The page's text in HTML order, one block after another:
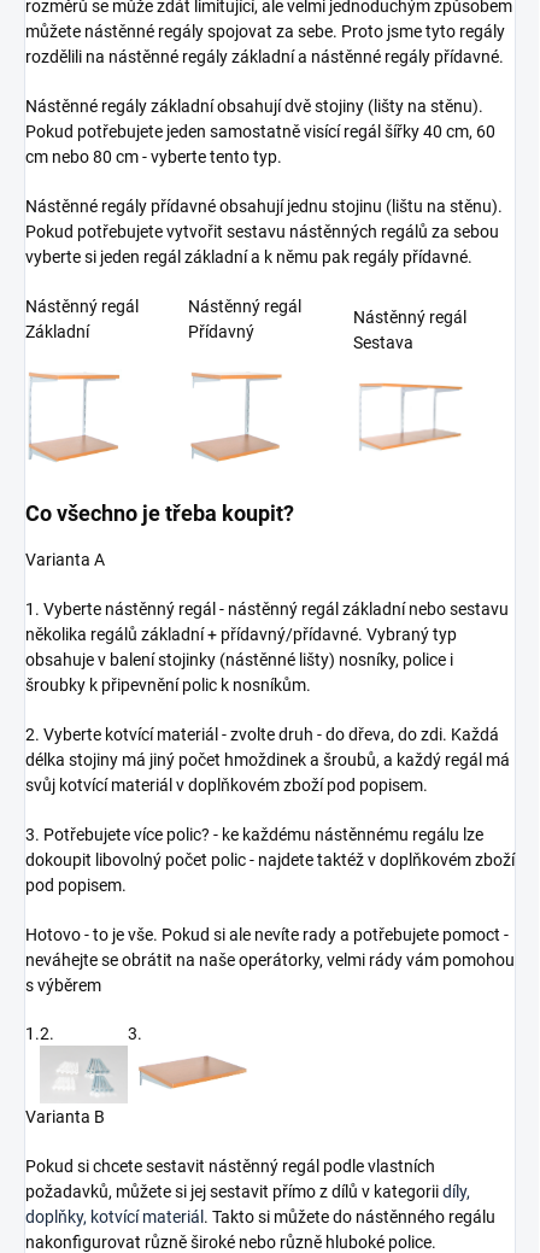
rozměrů se může zdát limitující, ale velmi jednoduchým způsobem
můžete nástěnné regály spojovat za sebe. Proto jsme tyto regály
rozdělili na nástěnné regály základní a nástěnné regály přídavné.
Nástěnné regály základní obsahují dvě stojiny (lišty na stěnu).
Pokud potřebujete jeden samostatně visící regál šířky 40 cm, 60
cm nebo 80 cm - vyberte tento typ.
Nástěnné regály přídavné obsahují jednu stojinu (lištu na stěnu).
Pokud potřebujete vytvořit sestavu nástěnných regálů za sebou
vyberte si jeden regál základní a k němu pak regály přídavné.
Nástěnný regál
Základní
Nástěnný regál
Přídavný
Nástěnný regál
Sestava
Co všechno je třeba koupit?
Varianta A
1. Vyberte nástěnný regál - nástěnný regál základní nebo sestavu
několika regálů základní + přídavný/přídavné. Vybraný typ
obsahuje v balení stojinky (nástěnné lišty) nosníky, police i
šroubky k připevnění polic k nosníkům.
2. Vyberte kotvící materiál - zvolte druh - do dřeva, do zdi. Každá
délka stojiny má jiný počet hmoždinek a šroubů, a každý regál má
svůj kotvící materiál v doplňkovém zboží pod popisem.
3. Potřebujete více polic? - ke každému nástěnnému regálu lze
dokoupit libovolný počet polic - najdete taktéž v doplňkovém zboží
pod popisem.
Hotovo - to je vše. Pokud si ale nevíte rady a potřebujete pomoct -
neváhejte se obrátit na naše operátorky, velmi rády vám pomohou
s výběrem
1.2. 3.
Varianta B
Pokud si chcete sestavit nástěnný regál podle vlastních
požadavků, můžete si jej sestavit přímo z dílů v kategoriidíly,
doplňky, kotvící materiál . Takto si můžete do nástěnného regálu
nakonfigurovat různě široké nebo různě hluboké police.